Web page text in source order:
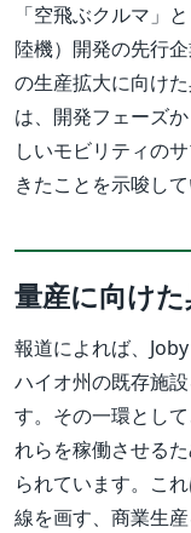
「空飛ぶクルマ」
陸機）開発の先行
の生産拡大に向け
は、開発フェーズ
しいモビリティの
きたことを示唆して
量産に向け
報道によれば、
ハイオ州の既存施
す。その一環とし
れらを稼働させる
られています。こ
線を画す、商業生